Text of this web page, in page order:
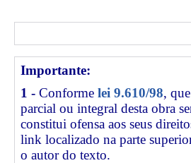
Importante:
1 - Conforme lei 9.610/98,
parcial ou integral desta obra
constitui ofensa aos seus
link localizado na parte
o autor do texto.